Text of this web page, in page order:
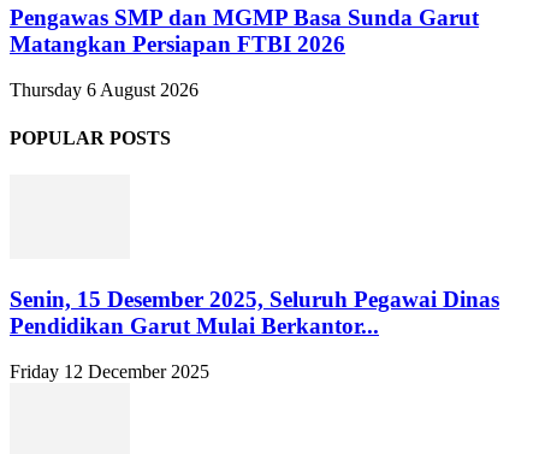
Pengawas SMP dan MGMP Basa Sunda Garut
Matangkan Persiapan FTBI 2026
Thursday 6 August 2026
POPULAR POSTS
Senin, 15 Desember 2025, Seluruh Pegawai Dinas
Pendidikan Garut Mulai Berkantor...
Friday 12 December 2025